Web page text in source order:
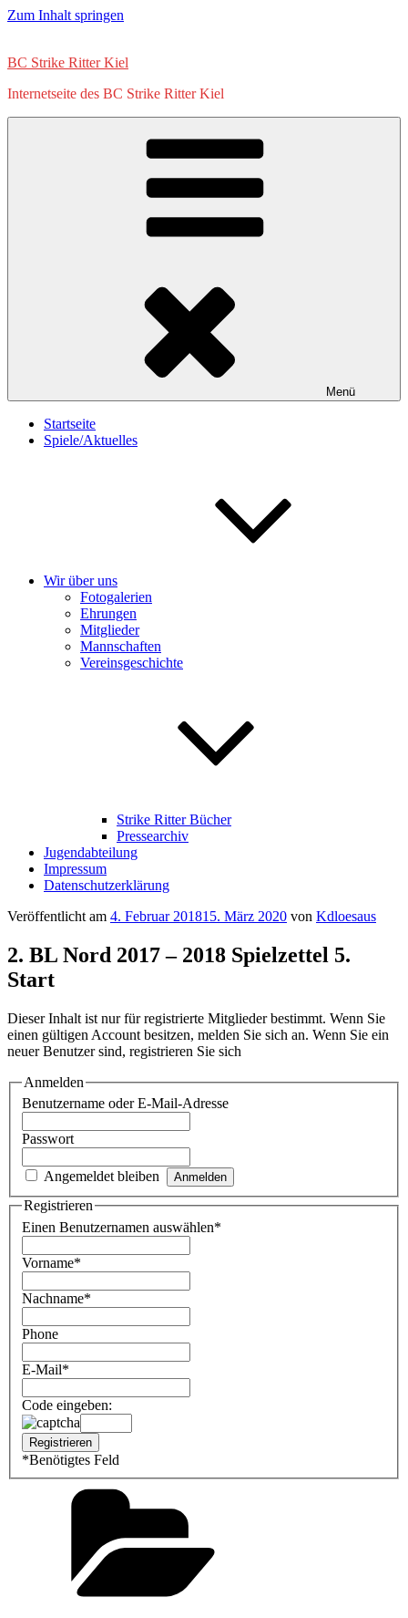
Zum Inhalt springen
BC Strike Ritter Kiel
Internetseite des BC Strike Ritter Kiel
Menü
Startseite
Spiele/Aktuelles
Wir über uns
Fotogalerien
Ehrungen
Mitglieder
Mannschaften
Vereinsgeschichte
Strike Ritter Bücher
Pressearchiv
Jugendabteilung
Impressum
Datenschutzerklärung
Veröffentlicht am 4. Februar 201815. März 2020 von Kdloesaus
2. BL Nord 2017 – 2018 Spielzettel 5.
Start
Dieser Inhalt ist nur für registrierte Mitglieder bestimmt. Wenn Sie
einen gültigen Account besitzen, melden Sie sich an. Wenn Sie ein
neuer Benutzer sind, registrieren Sie sich
Anmelden
Benutzername oder E-Mail-Adresse
Passwort
Angemeldet bleiben
Registrieren
Einen Benutzernamen auswählen*
Vorname*
Nachname*
Phone
E-Mail*
Code eingeben:
*Benötigtes Feld